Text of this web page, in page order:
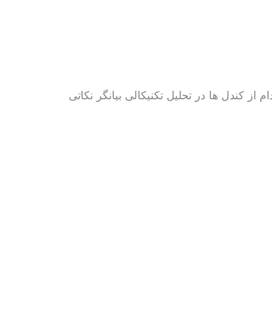
کندل ها در تحلیل تکنیکالی بیانگر نکاتی